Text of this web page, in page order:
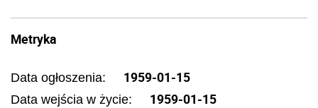
Metryka
Data ogłoszenia: 1959-01-15
Data wejścia w życie: 1959-01-15